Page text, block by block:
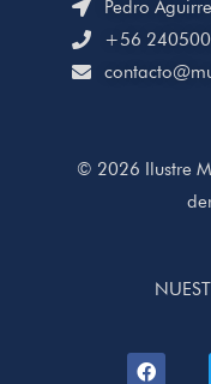
Pedro
+56
© 2026 Ilustre
F